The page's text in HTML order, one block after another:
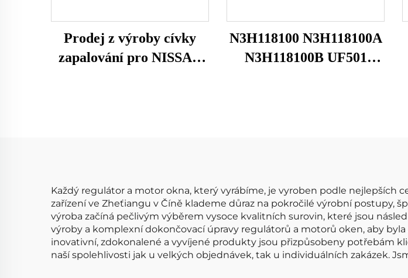
Prodej z výroby cívky
zapalování pro NISSAN
N3H118100 N3H118100A
N3H118100B UF501
Každý regulátor a motor okna, který vyrábíme, je vyroben podle
zařízení ve Zheťiangu v Číně klademe důraz na pokročilé výrobní postupy,
výroba začíná pečlivým výběrem vysoce kvalitních surovin, které jsou
výroby a komplexní dokončovací úpravy regulátorů a motorů oken, aby
inovativní, zdokonalené a vyvíjené produkty jsou přizpůsobeny potřebám
naší spolehlivosti jak u velkých objednávek, tak u individuálních zakázek.